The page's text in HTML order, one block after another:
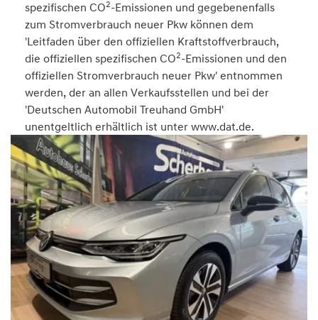
spezifischen CO2-Emissionen und gegebenenfalls
zum Stromverbrauch neuer Pkw können dem
'Leitfaden über den offiziellen Kraftstoffverbrauch,
die offiziellen spezifischen CO2-Emissionen und den
offiziellen Stromverbrauch neuer Pkw' entnommen
werden, der an allen Verkaufsstellen und bei der
'Deutschen Automobil Treuhand GmbH'
unentgeltlich erhältlich ist unter www.dat.de.